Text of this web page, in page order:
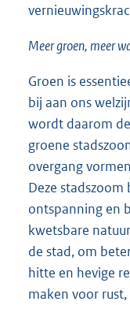
Meer groen, meer
Groen is
bij aan ons
wordt daarom
groene
overgang
Deze
ontspanning en
kwetsbare
de stad, om
hitte en hevige
maken voor